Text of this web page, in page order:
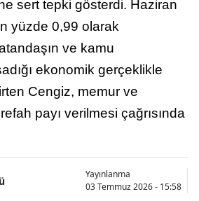
sert tepki gösterdi. Haziran
yüzde 0,99 olarak
ve kamu
ekonomik gerçeklikle
Cengiz, memur ve
payı verilmesi çağrısında
Yayınlanma
03 Temmuz 2026 - 15:58